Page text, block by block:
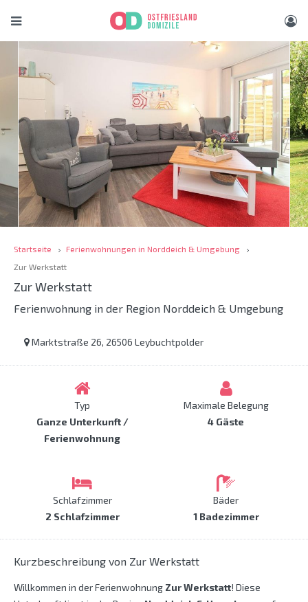
Startseite
Ferienwohnungen in Norddeich & Umgebung
Zur Werkstatt
Zur Werkstatt
Ferienwohnung in der Region Norddeich & Umgebung
Marktstraße 26, 26506 Leybuchtpolder
Typ
Ganze Unterkunft /
Ferienwohnung
Maximale Belegung
4 Gäste
Schlafzimmer
2 Schlafzimmer
Bäder
1 Badezimmer
Kurzbeschreibung von Zur Werkstatt
Willkommen in der Ferienwohnung Zur Werkstatt! Diese